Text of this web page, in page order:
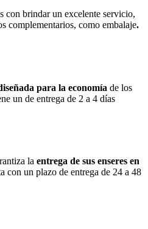
con brindar un excelente servicio,
complementarios, como embalaje.
para la economía de los
un de entrega de 2 a 4 días
la entrega de sus enseres en
con un plazo de entrega de 24 a 48